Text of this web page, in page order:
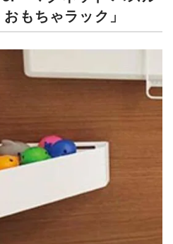
もちゃラック」